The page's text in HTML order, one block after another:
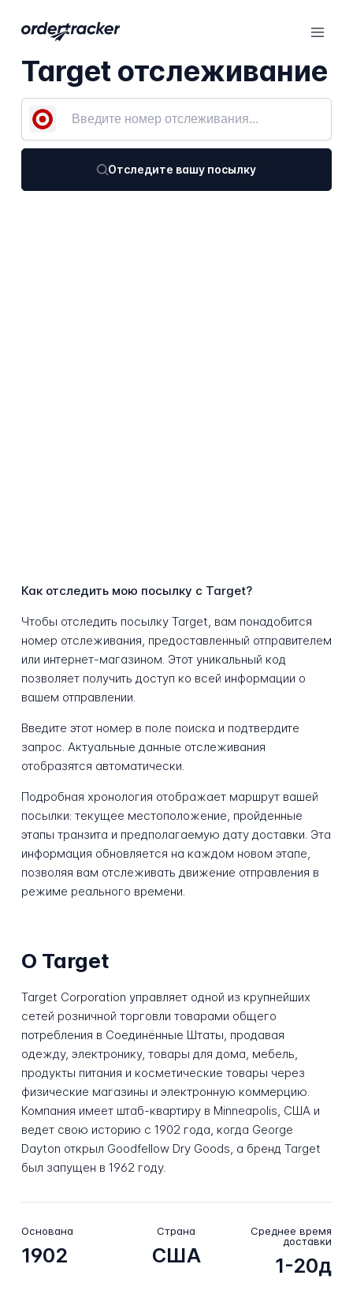
Target отслеживание
Отследите вашу посылку
Как отследить мою посылку с Target?
Чтобы отследить посылку Target, вам понадобится
номер отслеживания, предоставленный отправителем
или интернет-магазином. Этот уникальный код
позволяет получить доступ ко всей информации о
вашем отправлении.
Введите этот номер в поле поиска и подтвердите
запрос. Актуальные данные отслеживания
отобразятся автоматически.
Подробная хронология отображает маршрут вашей
посылки: текущее местоположение, пройденные
этапы транзита и предполагаемую дату доставки. Эта
информация обновляется на каждом новом этапе,
позволяя вам отслеживать движение отправления в
режиме реального времени.
О Target
Target Corporation управляет одной из крупнейших
сетей розничной торговли товарами общего
потребления в Соединённые Штаты, продавая
одежду, электронику, товары для дома, мебель,
продукты питания и косметические товары через
физические магазины и электронную коммерцию.
Компания имеет штаб-квартиру в Minneapolis, США и
ведет свою историю с 1902 года, когда George
Dayton открыл Goodfellow Dry Goods, а бренд Target
был запущен в 1962 году.
Основана
1902
Страна
США
Среднее время
доставки
1-20д